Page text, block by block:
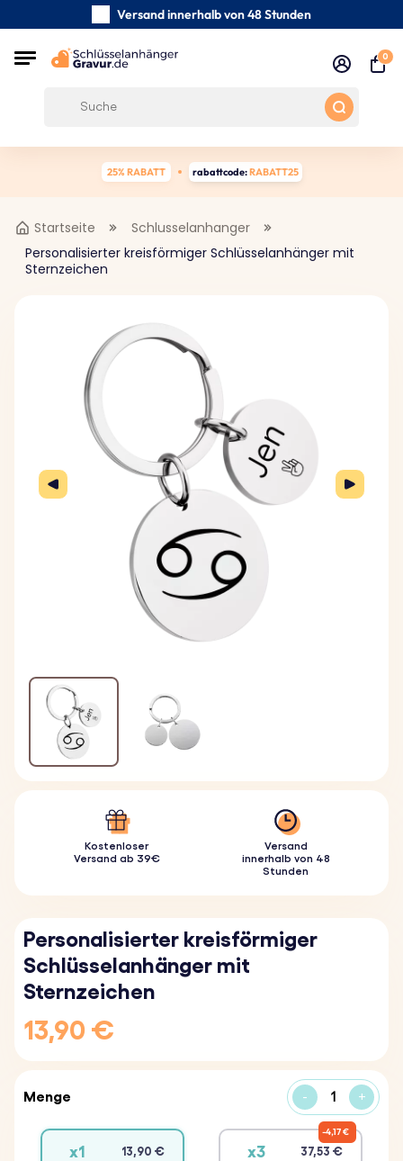
Versand innerhalb von 48 Stunden
0
25% RABATT rabattcode:RABATT25
Startseite
Schlusselanhanger
Personalisierter kreisförmiger Schlüsselanhänger mit
Sternzeichen
Kostenloser
Versand ab 39€
Versand
innerhalb von 48
Stunden
Personalisierter kreisförmiger
Schlüsselanhänger mit
Sternzeichen
13,90 €
Menge - +
x1 13,90 € x3 37,53 €
4,17 €